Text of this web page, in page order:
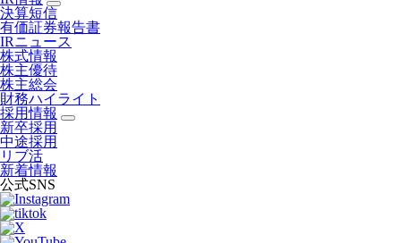
決算短信
有価証券報告書
IRニュース
株式情報
株主優待
株主総会
財務ハイライト
採用情報
新卒採用
中途採用
リブ活
新着情報
公式SNS